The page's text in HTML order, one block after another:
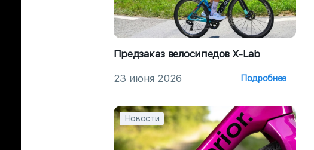
Предзаказ велосипедов X-Lab
23 июня 2026 Подробнее
Новости